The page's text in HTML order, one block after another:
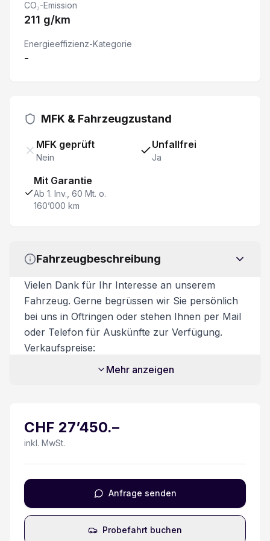
Multifunktionslenkrad
Spurhalteassistent
Reifendruckkontrolle
Keine Gewähr auf die Angaben der Serienausstattung
Spurverlassenswarnung
Aussenspiegel elektrisch beheizbar
Lenkrad verstellbar
Fahrersitz 8-fach verstellbar/ Armlehne
DAB+ (Digitaler Radioempfang)
CO₂-Emission
211 g/km
Energieeffizienz-Kategorie
-
MFK & Fahrzeugzustand
MFK geprüft
Nein
Unfallfrei
Ja
Mit Garantie
Ab 1. Inv., 60 Mt. o.
160’000 km
Fahrzeugbeschreibung
Vielen Dank für Ihr Interesse an unserem
Fahrzeug. Gerne begrüssen wir Sie persönlich
bei uns in Oftringen oder stehen Ihnen per Mail
oder Telefon für Auskünfte zur Verfügung.
Verkaufspreise:
Unsere Verkaufspreise sind inkl. 8.1%
Beim Kauf eines Fahrzeuges ist ein
Ablieferungspaket für CHF 550.- optional
- Vignette
- Fahrzeugaufbereitung
- Garantie bei Kauf des Ablieferungspakets
Mehr anzeigen
CHF 27’450.–
inkl. MwSt.
Anfrage senden
Probefahrt buchen